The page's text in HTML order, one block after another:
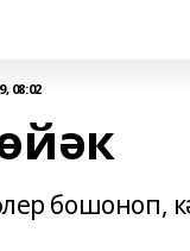
08:02
бошоноп,